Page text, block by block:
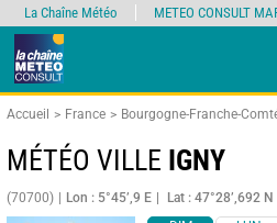
Accueil France Bourgogne-Franche-
MÉTÉO VILLE IGNY
(70700) Lon : 5°45’,9 E Lat : 47°28’,692 N
La Chaîne Météo METEO CONSULT